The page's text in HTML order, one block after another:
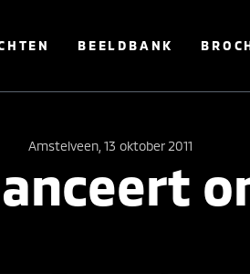
BEELDBANK
Amstelveen, 13 oktober 2011